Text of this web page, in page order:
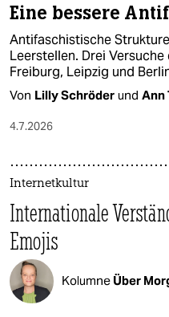
Eine bessere
Antifaschistische
Leerstellen. Drei
Freiburg, Leipzig und
Von Lilly Schröder und Ann
4.7.2026
Internetkultur
Internationale
Emojis
Kolumne Über